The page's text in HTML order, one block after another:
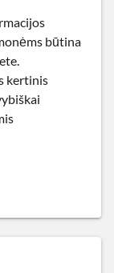
būtina
kertinis